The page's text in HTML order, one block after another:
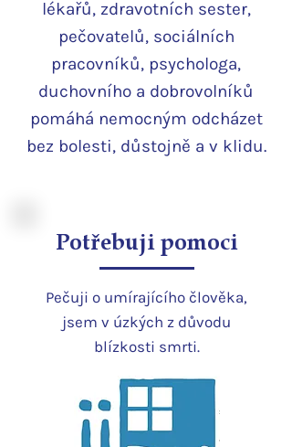
lékařů, zdravotních sester,
pečovatelů, sociálních
pracovníků, psychologa,
duchovního a dobrovolníků
pomáhá nemocným odcházet
bez bolesti, důstojně a v klidu.
​Potřebuji pomoci
Pečuji o umírajícího člověka,
jsem v úzkých z důvodu
blízkosti smrti.